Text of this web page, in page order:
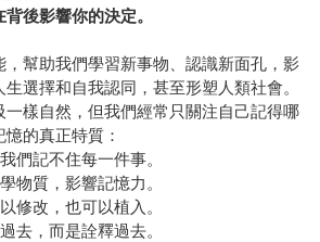
，說起這段經歷的語氣也開始轉變，
的可塑性，或許也能解釋為什麼男人
次我們遇到困境時，不妨想想作者的
，告訴自己：事情會過去，先好好記
友憶當年才可以拿來說嘴。
後影響你的決定。
幫助我們學習新事物、認識新面孔，影
選擇和自我認同，甚至形塑人類社會。
樣自然，但我們經常只關注自己記得哪
的真正特質：
們記不住每一件事。
物質，影響記憶力。
修改，也可以植入。
去，而是詮釋過去。